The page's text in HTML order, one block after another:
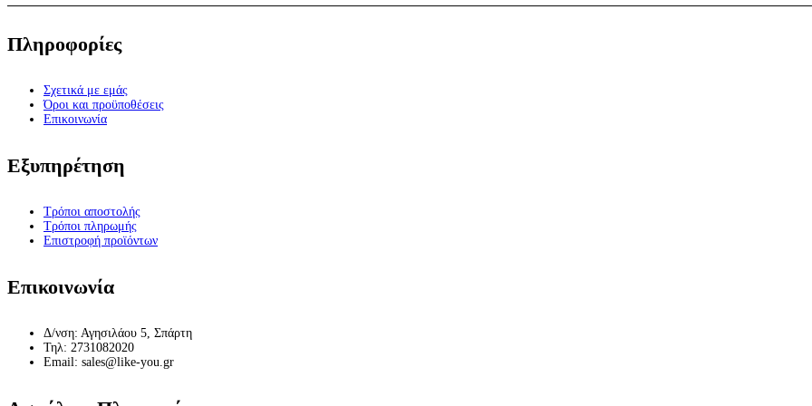
Πληροφορίες
Σχετικά με εμάς
Όροι και προϋποθέσεις
Επικοινωνία
Εξυπηρέτηση
Τρόποι αποστολής
Τρόποι πληρωμής
Επιστροφή προϊόντων
Επικοινωνία
Δ/νση: Αγησιλάου 5, Σπάρτη
Τηλ: 2731082020
Email: sales@like-you.gr